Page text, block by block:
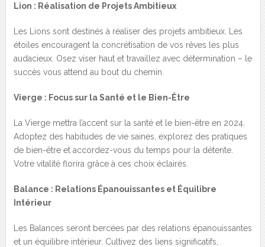
Lion : Réalisation de Projets Ambitieux
Les Lions sont destinés à réaliser des projets ambitieux. Les
étoiles encouragent la concrétisation de vos rêves les plus
audacieux. Osez viser haut et travaillez avec détermination – le
succès vous attend au bout du chemin.
Vierge : Focus sur la Santé et le Bien-Être
La Vierge mettra l’accent sur la santé et le bien-être en 2024.
Adoptez des habitudes de vie saines, explorez des pratiques
de bien-être et accordez-vous du temps pour la détente.
Votre vitalité florira grâce à ces choix éclairés.
Balance : Relations Épanouissantes et Équilibre
Intérieur
Les Balances seront bercées par des relations épanouissantes
et un équilibre intérieur. Cultivez des liens significatifs,